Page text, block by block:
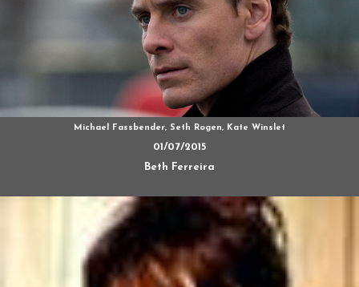
Michael Fassbender, Seth Rogen, Kate Winslet
01/07/2015
Beth Ferreira